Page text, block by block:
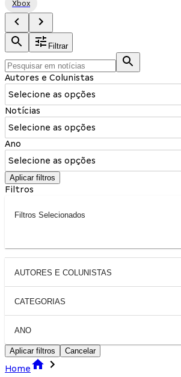
Xbox
Filtrar
Autores e Colunistas
Selecione as opções
Notícias
Selecione as opções
Ano
Selecione as opções
Aplicar filtros
Filtros
Filtros Selecionados
AUTORES E COLUNISTAS
CATEGORIAS
ANO
Aplicar filtros Cancelar
Home